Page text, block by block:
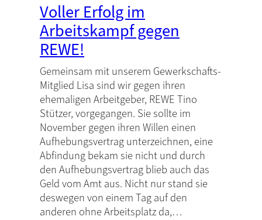
Voller Erfolg im
Arbeitskampf gegen
REWE!
Gemeinsam mit unserem Gewerkschafts-
Mitglied Lisa sind wir gegen ihren
ehemaligen Arbeitgeber, REWE Tino
Stützer, vorgegangen. Sie sollte im
November gegen ihren Willen einen
Aufhebungsvertrag unterzeichnen, eine
Abfindung bekam sie nicht und durch
den Aufhebungsvertrag blieb auch das
Geld vom Amt aus. Nicht nur stand sie
deswegen von einem Tag auf den
anderen ohne Arbeitsplatz da,…